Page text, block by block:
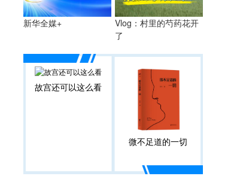
新华全媒+
Vlog：村里的芍药花开
了
故宫还可以这么看
微不足道的一切